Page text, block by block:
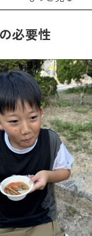
きのこ汁
つ
ーズの豚汁
ん！
必要性